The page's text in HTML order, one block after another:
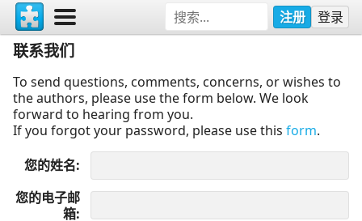
注册 登录
联系我们
To send questions, comments, concerns, or wishes to
the authors, please use the form below. We look
forward to hearing from you.
If you forgot your password, please use this form.
您的姓名
您的电子邮
箱